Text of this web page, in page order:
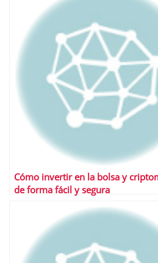
Cómo invertir en la bolsa y
de forma fácil y segura